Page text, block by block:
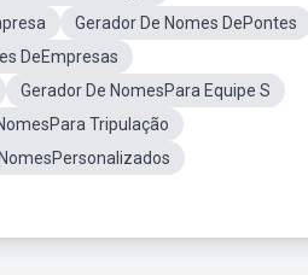
Gerador De Nomes DePontes
DeEmpresas
Gerador De NomesPara Equipe S
Tripulação